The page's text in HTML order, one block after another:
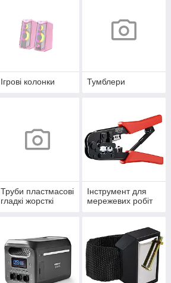
Ігрові колонки Тумблери
Труби пластмасові
гладкі жорсткі
Інструмент для
мережевих робіт